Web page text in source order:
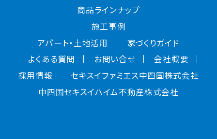
商品ラインナップ
施工事例
アパート・土地活用
家づくりガイド
よくある質問
お問い合せ
会社概要
採用情報
セキスイファミエス中四国株式会社
中四国セキスイハイム不動産株式会社